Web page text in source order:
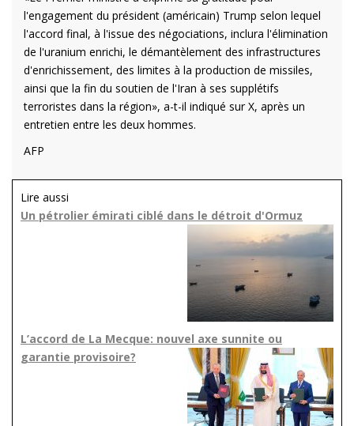
l'engagement du président (américain) Trump selon lequel
l'accord final, à l'issue des négociations, inclura l'élimination
de l'uranium enrichi, le démantèlement des infrastructures
d'enrichissement, des limites à la production de missiles,
ainsi que la fin du soutien de l'Iran à ses supplétifs
terroristes dans la région», a-t-il indiqué sur X, après un
entretien entre les deux hommes.
AFP
Lire aussi
Un pétrolier émirati ciblé dans le détroit d'Ormuz
L’accord de La Mecque: nouvel axe sunnite ou
garantie provisoire?